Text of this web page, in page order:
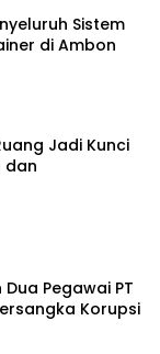
Sistem
di Ambon
Jadi Kunci
dan
Pegawai PT
Korupsi